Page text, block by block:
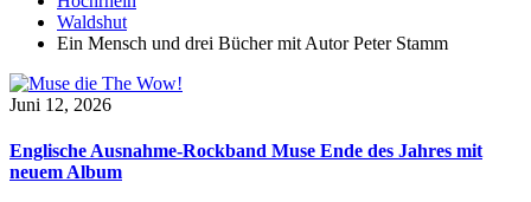
Waldshut
Ein Mensch und drei Bücher mit Autor Peter Stamm
Juni 12, 2026
Englische Ausnahme-Rockband Muse Ende des Jahres mit
neuem Album